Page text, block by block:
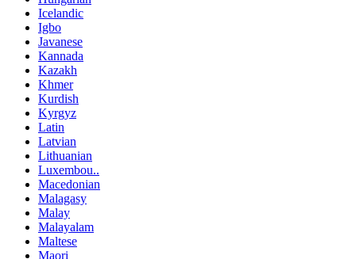
Icelandic
Igbo
Javanese
Kannada
Kazakh
Khmer
Kurdish
Kyrgyz
Latin
Latvian
Lithuanian
Luxembou..
Macedonian
Malagasy
Malay
Malayalam
Maltese
Maori